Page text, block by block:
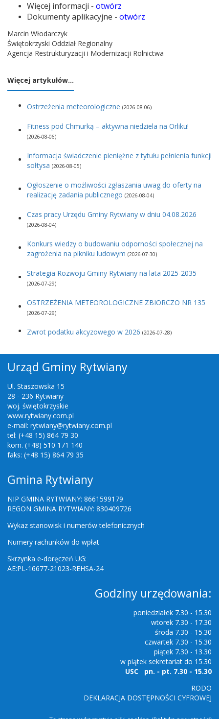
Więcej informacji - otwórz
Dokumenty aplikacyjne - otwórz
Marcin Włodarczyk
Świętokrzyski Oddział Regionalny
Agencja Restrukturyzacji i Modernizacji Rolnictwa
Więcej artykułów…
Ostrzeżenia meteorologiczne (2026-08-06)
Fitness pod Chmurką – aktywna niedziela na Orliku!
(2026-08-06)
Informacja świadczenie pieniężne z tytułu pełnienia funkcji
sołtysa (2026-08-05)
Ogłoszenie o możliwości zgłaszania uwag do oferty na
realizację zadania publicznego (2026-08-04)
Czas pracy Urzędu Gminy Rytwiany w dniu 04.08.2026
(2026-08-04)
Konkurs wiedzy o budowaniu odporności społecznej na
zagrożenia na pikniku ludowym (2026-07-30)
Strategia Rozwoju Gminy Rytwiany na lata 2025-2035
(2026-07-29)
OSTRZEŻENIA METEOROLOGICZNE ZBIORCZO NR 135
(2026-07-29)
Zwrot podatku akcyzowego w 2026 (2026-07-28)
Urząd Gminy Rytwiany
Ul. Staszowska 15
28 - 236 Rytwiany
woj. świętokrzyskie
www.rytwiany.com.pl
e-mail: rytwiany@rytwiany.com.pl
tel: (+48 15) 864 79 30
kom. (+48) 510 171 140
faks: (+48 15) 864 79 35
Gmina Rytwiany
NIP GMINA RYTWIANY: 8661599179
REGON GMINA RYTWIANY: 830409726
Wykaz stanowisk i numerów telefonicznych
Numery rachunków do wpłat
Skrzynka e-doręczeń UG:
AE:PL-16677-21023-REHSA-24
Godziny urzędowania:
poniedziałek 7.30 - 15.30
wtorek 7.30 - 17.30
środa 7.30 - 15.30
czwartek 7.30 - 15.30
piątek 7.30 - 13.30
w piątek sekretariat do 15.30
USC pn. - pt. 7.30 - 15.30
RODO
DEKLARACJA DOSTĘPNOŚCI CYFROWEJ